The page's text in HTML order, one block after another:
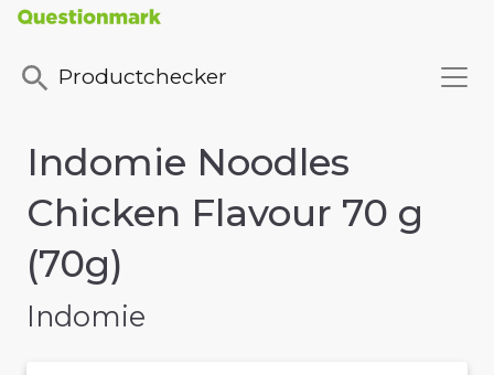
Productchecker
Indomie Noodles
Chicken Flavour 70 g
(70g)
Indomie